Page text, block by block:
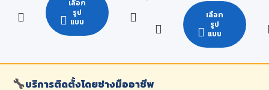
กลิ้งบนผิวคอนกรีตเปลือย
คอนกรีตหล่อสำเร็จ คอนกรีตมวล
เบา เพื่อป้องกันการรั่วซึมของน้ำ
ภายใน หรืองานที่มีวัสดุทาทับหรือ
ปิดทับที่ไม่โดนแสงแดด ใช้ในบริเวณ
เลือก
รูป
แบบ
พื้นไม้ภายในที่ไม่มีแดดส่องถึง ทา
ง่าย ให้ความเงางามสูง ทนทานต่อ
การขูดขีด ทนทานต่อการขัดถู และ
ทนต่อการกระแทกได้ดี ทนต่อกรด-
เลือก
รูป
แบบ
🔧บริการติดตั้งโดยช่างมืออาชีพ